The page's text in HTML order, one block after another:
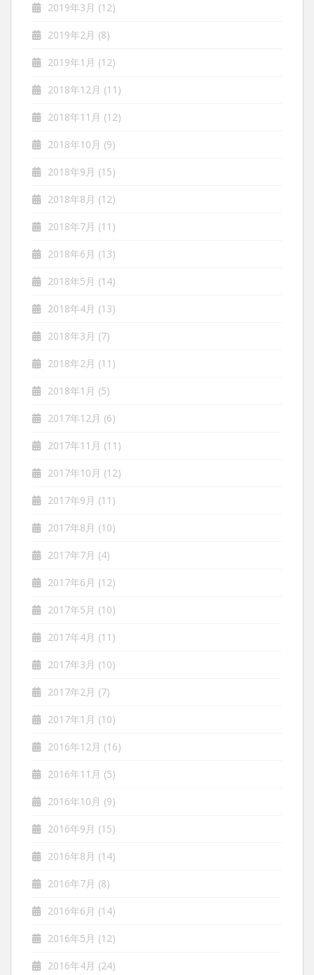
2019年3月 (12)
2019年2月 (8)
2019年1月 (12)
2018年12月 (11)
2018年11月 (12)
2018年10月 (9)
2018年9月 (15)
2018年8月 (12)
2018年7月 (11)
2018年6月 (13)
2018年5月 (14)
2018年4月 (13)
2018年3月 (7)
2018年2月 (11)
2018年1月 (5)
2017年12月 (6)
2017年11月 (11)
2017年10月 (12)
2017年9月 (11)
2017年8月 (10)
2017年7月 (4)
2017年6月 (12)
2017年5月 (10)
2017年4月 (11)
2017年3月 (10)
2017年2月 (7)
2017年1月 (10)
2016年12月 (16)
2016年11月 (5)
2016年10月 (9)
2016年9月 (15)
2016年8月 (14)
2016年7月 (8)
2016年6月 (14)
2016年5月 (12)
2016年4月 (24)